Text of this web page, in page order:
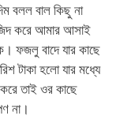
বলল বাল কিছু না
করে আমার আসাই
ফজলু বাদে যার কাছে
টাকা হলো যার মধ্যে
করে তাই ওর কাছে
না।